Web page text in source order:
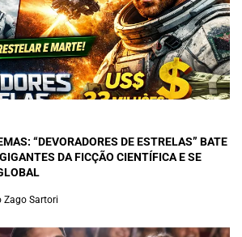
“DEVORADORES DE ESTRELAS” BATE
DA FICÇÃO CIENTÍFICA E SE
Zago Sartori